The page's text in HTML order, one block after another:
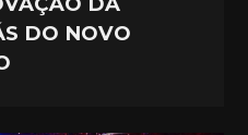
DO NOVO